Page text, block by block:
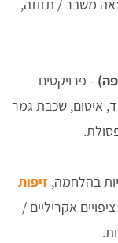
משבר / תזוזה,
- פרויקטים
איטום, שכבת גמר
בהלחמה, זיפות
אקריליים /